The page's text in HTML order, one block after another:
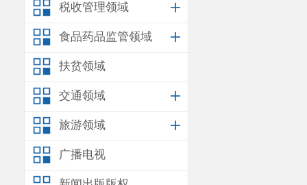
税收管理领域
食品药品监管领域
扶贫领域
交通领域
旅游领域
广播电视